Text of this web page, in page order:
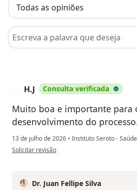
Pesquisar em opiniões
H.J Consulta verificada
Muito boa e importante para
desenvolvimento do
13 de julho de 2026 • Instituto Seroto -
na opinião do utilizador H.J
Solicitar revisão
Dr. Juan Fellipe Silva